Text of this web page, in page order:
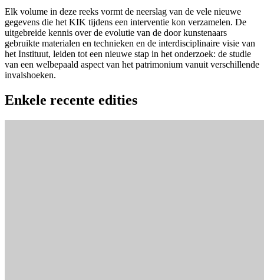
Elk volume in deze reeks vormt de neerslag van de vele nieuwe
gegevens die het KIK tijdens een interventie kon verzamelen. De
uitgebreide kennis over de evolutie van de door kunstenaars
gebruikte materialen en technieken en de interdisciplinaire visie van
het Instituut, leiden tot een nieuwe stap in het onderzoek: de studie
van een welbepaald aspect van het patrimonium vanuit verschillende
invalshoeken.
Enkele recente edities